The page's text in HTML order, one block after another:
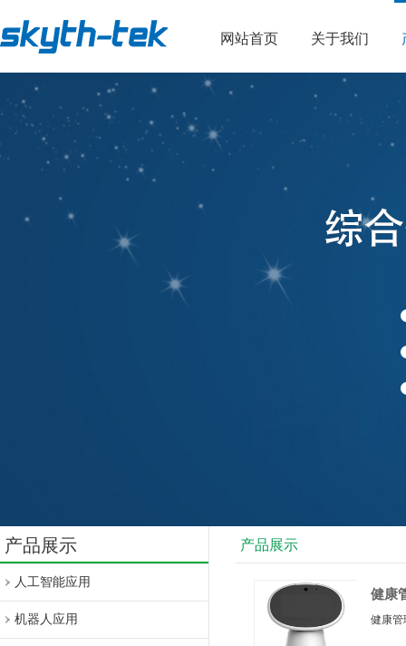
网站首页 关于我们
产品展示
人工智能应用
机器人应用
产品展示
健康
健康管